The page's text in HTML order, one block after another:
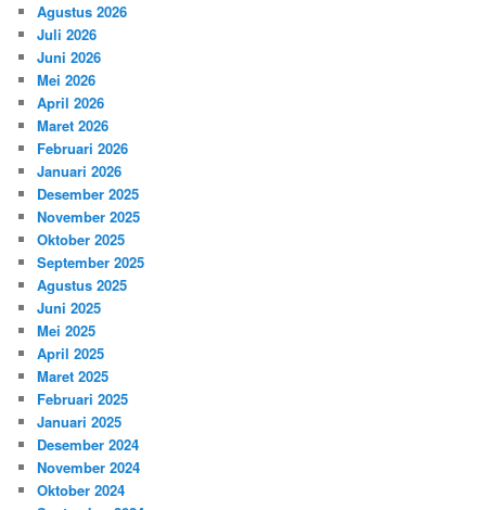
Agustus 2026
Juli 2026
Juni 2026
Mei 2026
April 2026
Maret 2026
Februari 2026
Januari 2026
Desember 2025
November 2025
Oktober 2025
September 2025
Agustus 2025
Juni 2025
Mei 2025
April 2025
Maret 2025
Februari 2025
Januari 2025
Desember 2024
November 2024
Oktober 2024